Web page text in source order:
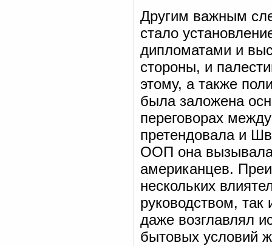
Другим важным
стало
дипломатами и
стороны, и
этому, а также
была заложена
переговорах
претендовала и
ООП она вызывала
американцев.
нескольких
руководством,
даже возглавлял
бытовых условий